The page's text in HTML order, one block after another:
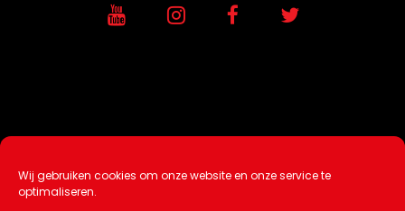
Wij gebruiken cookies om onze website en onze service te
optimaliseren.
Ontwikkeling / Hosting doorAtSea